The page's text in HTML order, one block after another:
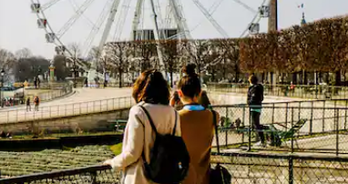
et vers le bas pour les parcourir ou en appuyant et en